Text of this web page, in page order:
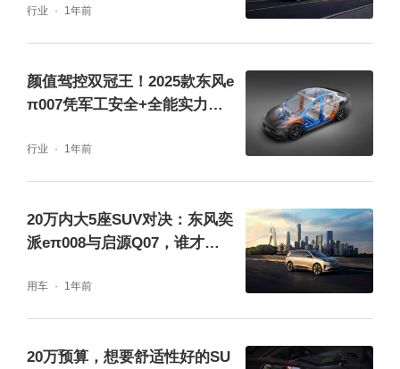
“家里有老人小孩，想选健康环保的车，哪款合
适？ ”—— 这是许多有老人、儿童的家庭选车
时的核心关切，毕竟孩子呼吸道娇嫩、老人抵
抗力较弱，“新车异味”“甲醛超标” 是绝对不能
容忍的问题；而家庭出游场景下，“安全” 更是
大维度构建防护体系，既满足健康环保需求，
又筑牢安全防线。
行业 1年前
颜值驾控双冠王！2025款东风e
π007凭军工安全+全能实力搅
行业 1年前
20万内大5座SUV对决：东风奕
派eπ008与启源Q07，谁才是家
用车 1年前
20万预算，想要舒适性好的SU